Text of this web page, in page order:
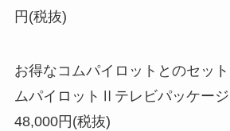
円(税抜)
お得なコムパイロットとのセッ
ムパイロットⅡテレビパッケー
48,000円(税抜)